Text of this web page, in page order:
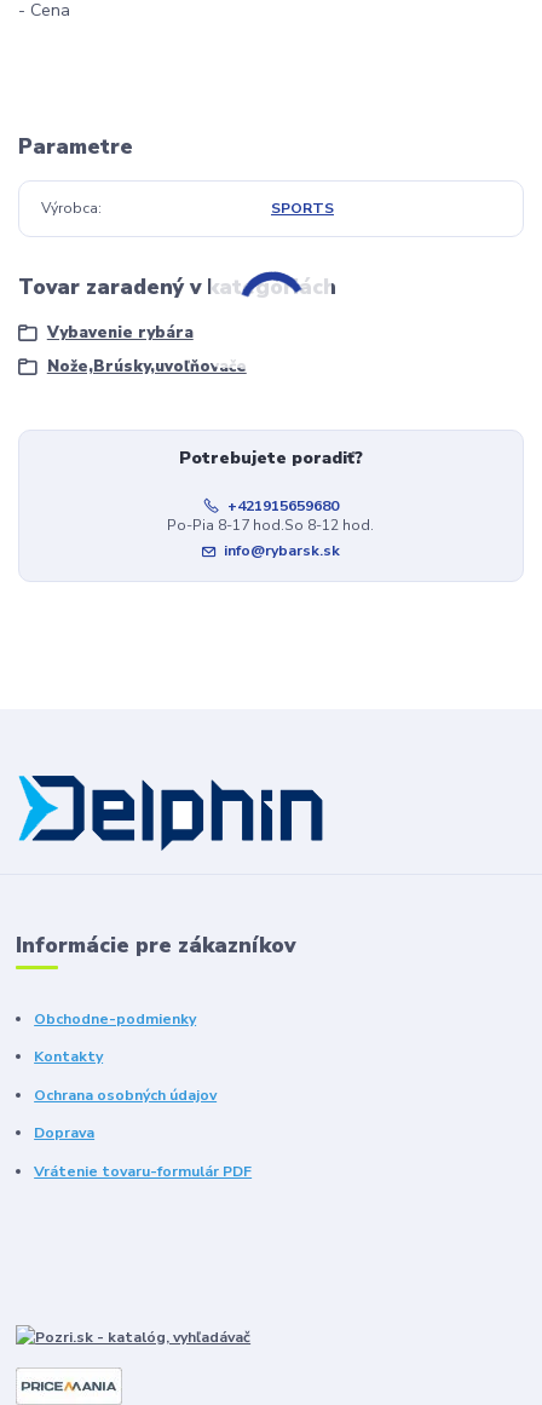
- Cena
Parametre
Výrobca SPORTS
Tovar zaradený v kategóriách
Vybavenie rybára
Nože,Brúsky,uvoľňovače
Potrebujete poradiť?
+421915659680
Po-Pia 8-17 hod.So 8-12 hod.
info@rybarsk.sk
Informácie pre zákazníkov
Obchodne-podmienky
Kontakty
Ochrana osobných údajov
Doprava
Vrátenie tovaru-formulár PDF